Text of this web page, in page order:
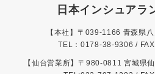
日本インシュアラ
【本社】〒039-1166 青森県
TEL：0178-38-9306 /
【仙台営業所】〒980-0811 宮城県